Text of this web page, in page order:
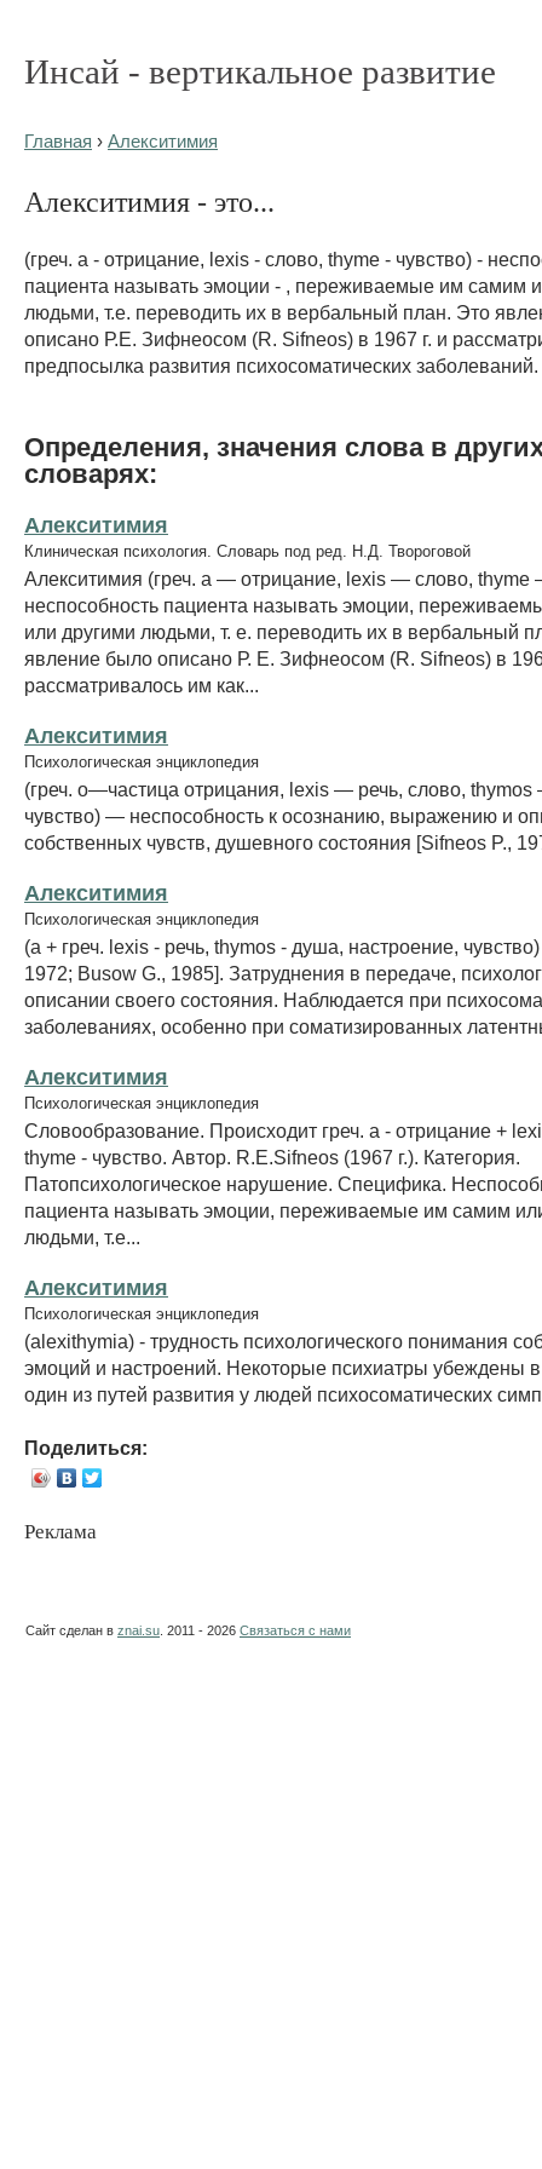
Инсай - вертикальное развитие
Главная › Алекситимия
Алекситимия - это...
(греч. a - отрицание, lexis - слово, thyme - чувство) -
пациента называть эмоции - , переживаемые им самим
людьми, т.е. переводить их в вербальный план. Это
описано Р.Е. Зифнеосом (R. Sifneos) в 1967 г. и
предпосылка развития психосоматических
Определения, значения слова в
словарях:
Алекситимия
Клиническая психология. Словарь под ред. Н.Д. Твороговой
Алекситимия (греч. a — отрицание, lexis — слово,
неспособность пациента называть эмоции,
или другими людьми, т. е. переводить их в вербальный
явление было описано Р. Е. Зифнеосом (R. Sifneos) в
рассматривалось им как...
Алекситимия
Психологическая энциклопедия
(греч. о—частица отрицания, lexis — речь, слово,
чувство) — неспособность к осознанию, выражению и
собственных чувств, душевного состояния [Sifneos P.,
Алекситимия
Психологическая энциклопедия
(а + греч. lexis - речь, thymos - душа, настроение,
1972; Busow G., 1985]. Затруднения в передаче,
описании своего состояния. Наблюдается при
заболеваниях, особенно при соматизированных
Алекситимия
Психологическая энциклопедия
Словообразование. Происходит греч. a - отрицание +
thyme - чувство. Автор. R.Е.Sifneos (1967 г.). Категория.
Патопсихологическое нарушение. Специфика.
пациента называть эмоции, переживаемые им самим
людьми, т.е...
Алекситимия
Психологическая энциклопедия
(alexithymia) - трудность психологического понимания
эмоций и настроений. Некоторые психиатры убеждены в
один из путей развития у людей психосоматических
Поделиться:
Реклама
Сайт сделан в znai.su . 2011 - 2026 Связаться с нами